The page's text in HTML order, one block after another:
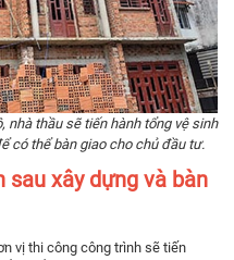
nhà thầu sẽ tiến hành tổng vệ sinh
có thể bàn giao cho chủ đầu tư.
sau xây dựng và bàn
vị thi công công trình sẽ tiến